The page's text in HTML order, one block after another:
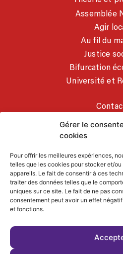
Gérer le
cookies
Pour offrir les meilleures expériences,
telles que les cookies pour stocker et/
appareils. Le fait de consentir à ces
traiter des données telles que le
uniques sur ce site. Le fait de ne pas
consentement peut avoir un effet
et fonctions.
Assemblée
Agir
Au fil du
Justice
Bifurcation
Université et
Mentions
MES
ACTIVITÉS